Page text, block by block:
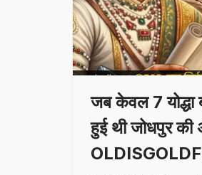
जब केवल 7
हुई थी जोधपुर की